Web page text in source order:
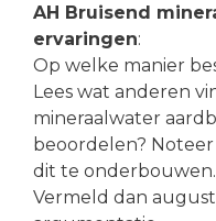
AH Bruisend
ervaringen:
Op welke manier
Lees wat anderen
mineraalwater
beoordelen?
dit te
Vermeld dan